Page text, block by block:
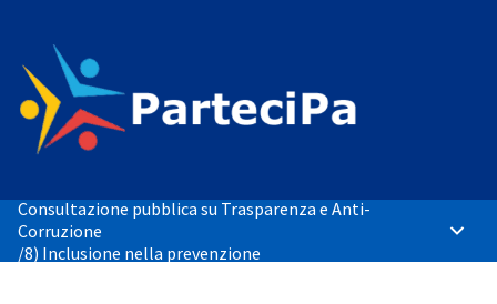
Consultazione pubblica su Trasparenza e Anti-
Corruzione
/8) Inclusione nella prevenzione